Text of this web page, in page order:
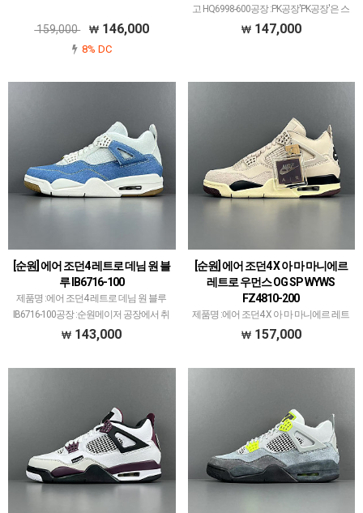
159,000 146,000
8% DC
고 HQ6998-600공장 :PK공장'PK공장'은 스
니커즈 메이저 공장중에서 가장 큰 규모를
147,000
[순원] 에어 조던4 레트로 데님 원 블
루 IB6716-100
제품명 :에어 조던4 레트로 데님 원 블루
IB6716-100공장 :순원메이저 공장에서 취
급되지 않는 개체 좋은 제품만 선별했습니
143,000
[순원] 에어 조던4 X 아 마 마니에르
레트로 우먼스 OG SP WYWS
FZ4810-200
제품명 :에어 조던4 X 아 마 마니에르 레트
로 우먼스 OG SP WYWS FZ4810-200공장 :
157,000